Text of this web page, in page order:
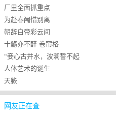
厂里全面抓重点
为赴春闱惜别离
朝辞白帝彩云间
十觞亦不醉·卷帘格
“妾心古井水，波澜誓不起
人体艺术的诞生
天簌
网友正在查